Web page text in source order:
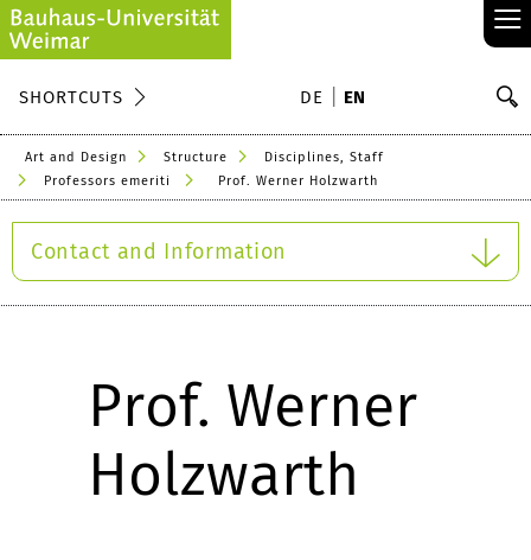
≡
SHORTCUTS DE EN
Art and Design Structure
Disciplines, Staff
Professors emeriti
Prof. Werner Holzwarth
Contact and Information
Prof. Werner
Holzwarth